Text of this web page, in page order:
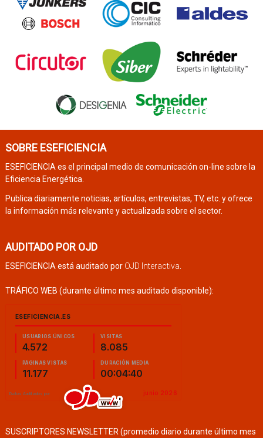
SOBRE ESEFICIENCIA
ESEFICIENCIA es el principal medio de comunicación on-line sobre la
Eficiencia Energética.
Publica diariamente noticias, artículos, entrevistas, TV, etc. y ofrece
la información más relevante y actualizada sobre el sector.
AUDITADO POR OJD
ESEFICIENCIA está auditado por OJD Interactiva
TRÁFICO WEB (durante último mes auditado disponible):
SUSCRIPTORES NEWSLETTER (promedio diario durante último mes